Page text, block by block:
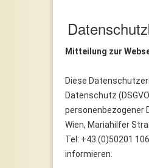
Mitteilung zur
Diese
Datenschutz
personenbezogener
Wien, Mariahilfer
Tel: +43 (0)50201
informieren.